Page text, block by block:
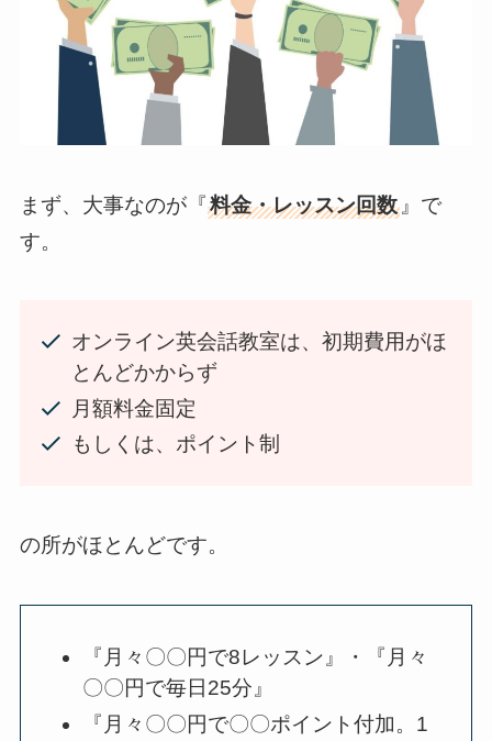
まず、大事なのが『料金・レッスン回数』で
す。
オンライン英会話教室は、初期費用がほ
とんどかからず
月額料金固定
もしくは、ポイント制
の所がほとんどです。
『月々〇〇円で8レッスン』・『月々
〇〇円で毎日25分』
『月々〇〇円で〇〇ポイント付加。1